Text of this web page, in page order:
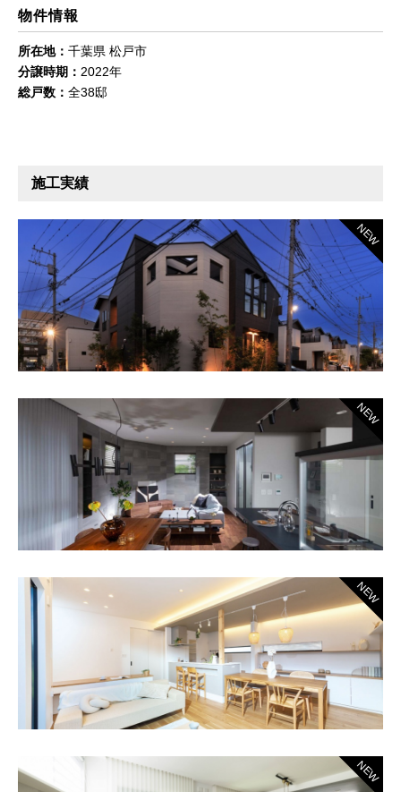
物件情報
所在地： 千葉県 松戸市
分譲時期： 2022年
総戸数： 全38邸
施工実績
NEW
NEW
NEW
NEW